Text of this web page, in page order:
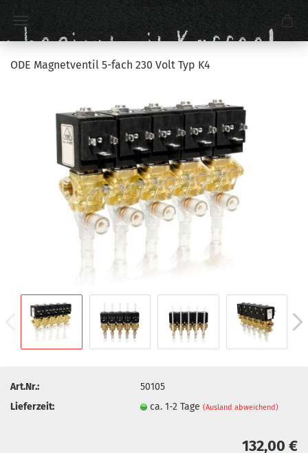
ODE Magnetventil 5-fach 230 Volt Typ K4
Art.Nr.:
50105
Lieferzeit:
ca. 1-2 Tage(Ausland abweichend)
132,00 €